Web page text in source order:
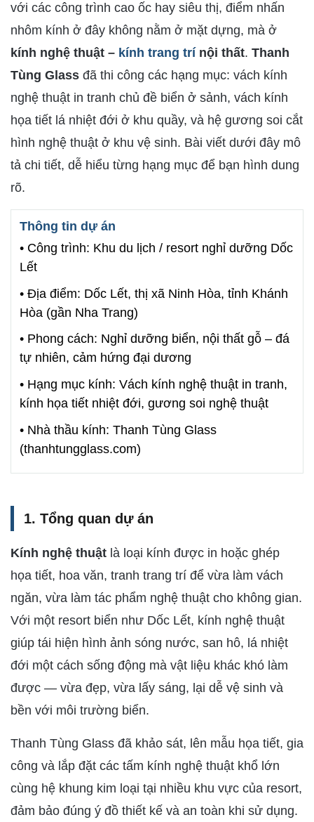
với các công trình cao ốc hay siêu thị, điểm nhấn
nhôm kính ở đây không nằm ở mặt dựng, mà ở
kính nghệ thuật – kính trang trí nội thất. Thanh
Tùng Glass đã thi công các hạng mục: vách kính
nghệ thuật in tranh chủ đề biển ở sảnh, vách kính
họa tiết lá nhiệt đới ở khu quầy, và hệ gương soi cắt
hình nghệ thuật ở khu vệ sinh. Bài viết dưới đây mô
tả chi tiết, dễ hiểu từng hạng mục để bạn hình dung
rõ.
Thông tin dự án
• Công trình: Khu du lịch / resort nghỉ dưỡng Dốc
Lết
• Địa điểm: Dốc Lết, thị xã Ninh Hòa, tỉnh Khánh
Hòa (gần Nha Trang)
• Phong cách: Nghỉ dưỡng biển, nội thất gỗ – đá
tự nhiên, cảm hứng đại dương
• Hạng mục kính: Vách kính nghệ thuật in tranh,
kính họa tiết nhiệt đới, gương soi nghệ thuật
• Nhà thầu kính: Thanh Tùng Glass
(thanhtungglass.com)
1. Tổng quan dự án
Kính nghệ thuật là loại kính được in hoặc ghép
họa tiết, hoa văn, tranh trang trí để vừa làm vách
ngăn, vừa làm tác phẩm nghệ thuật cho không gian.
Với một resort biển như Dốc Lết, kính nghệ thuật
giúp tái hiện hình ảnh sóng nước, san hô, lá nhiệt
đới một cách sống động mà vật liệu khác khó làm
được — vừa đẹp, vừa lấy sáng, lại dễ vệ sinh và
bền với môi trường biển.
Thanh Tùng Glass đã khảo sát, lên mẫu họa tiết, gia
công và lắp đặt các tấm kính nghệ thuật khổ lớn
cùng hệ khung kim loại tại nhiều khu vực của resort,
đảm bảo đúng ý đồ thiết kế và an toàn khi sử dụng.